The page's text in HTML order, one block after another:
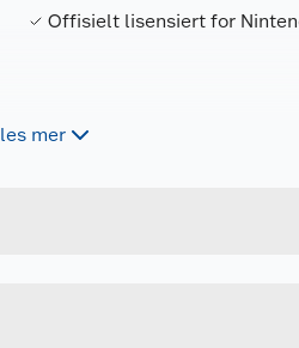
Offisielt lisensiert for
les merForpakningsmål